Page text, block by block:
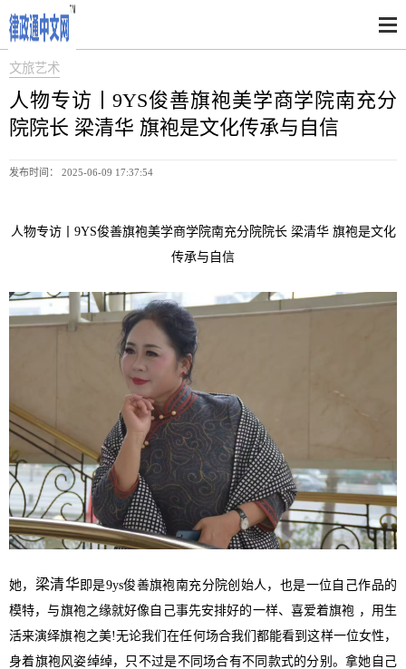
文旅艺术
人物专访丨9YS俊善旗袍美学商学院南充分
院院长 梁清华 旗袍是文化传承与自信
发布时间： 2025-06-09 17:37:54
人物专访丨9YS俊善旗袍美学商学院南充分院院长 梁清华 旗袍是文化
传承与自信
她， 梁清华即是9ys俊善旗袍南充分院创始人，也是一位自己作品的
模特，与旗袍之缘就好像自己事先安排好的一样、喜爱着旗袍 ，用生
活来演绎旗袍之美!无论我们在任何场合我们都能看到这样一位女性，
身着旗袍风姿绰绰，只不过是不同场合有不同款式的分别。拿她自己